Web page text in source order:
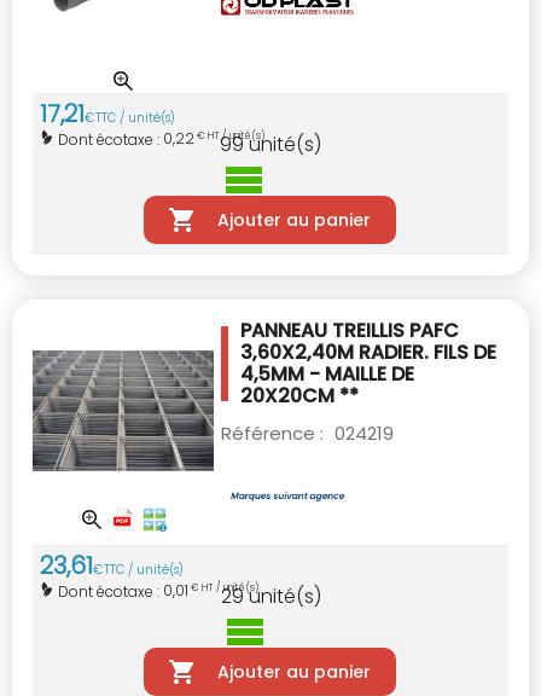
17,21€TTC / unité(s)
Dont écotaxe : 0,22€ HT / unité(s)
99unité(s)
Ajouter au panier
PANNEAU TREILLIS PAFC
3,60X2,40M RADIER. FILS DE
4,5MM - MAILLE DE
20X20CM **
Référence : 024219
23,61€TTC / unité(s)
Dont écotaxe : 0,01 € HT / unité(s)
29unité(s)
Ajouter au panier